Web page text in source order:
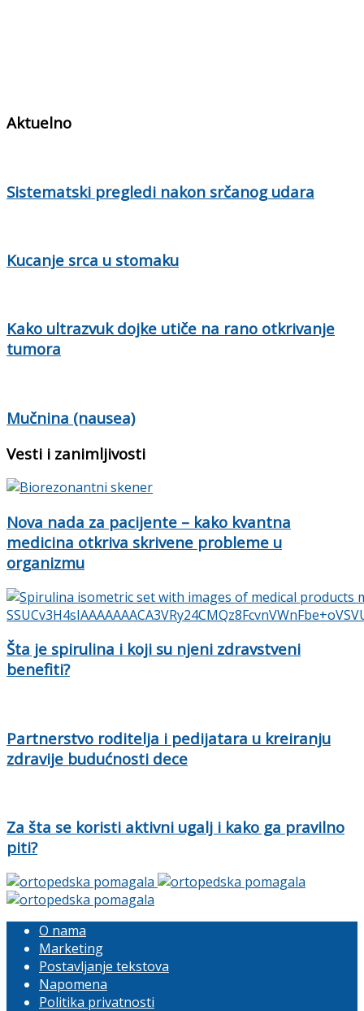
Aktuelno
Sistematski pregledi nakon srčanog udara
Kucanje srca u stomaku
Kako ultrazvuk dojke utiče na rano otkrivanje
tumora
Mučnina (nausea)
Vesti i zanimljivosti
Nova nada za pacijente – kako kvantna
medicina otkriva skrivene probleme u
organizmu
Šta je spirulina i koji su njeni zdravstveni
benefiti?
Partnerstvo roditelja i pedijatara u kreiranju
zdravije budućnosti dece
Za šta se koristi aktivni ugalj i kako ga pravilno
piti?
O nama
Marketing
Postavljanje tekstova
Napomena
Politika privatnosti